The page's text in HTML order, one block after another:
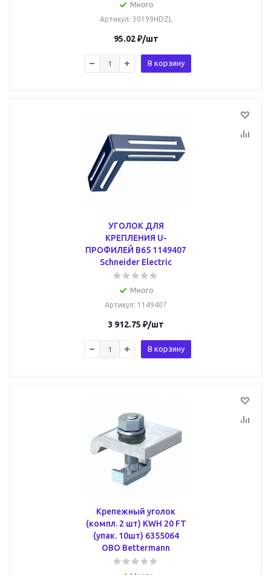
Много
Артикул: 30199HDZL
95.02₽/шт
В корзину
УГОЛОК ДЛЯ
КРЕПЛЕНИЯ U-
ПРОФИЛЕЙ В65 1149407
Schneider Electric
Много
Артикул: 1149407
3 912.75 ₽/шт
В корзину
Крепежный уголок
(компл. 2 шт) KWH 20 FT
(упак. 10шт) 6355064
OBO Bettermann